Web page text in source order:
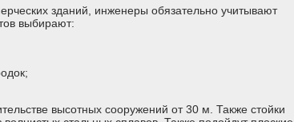
зданий, инженеры обязательно учитывают
выбирают:
высотных сооружений от 30 м. Также стойки